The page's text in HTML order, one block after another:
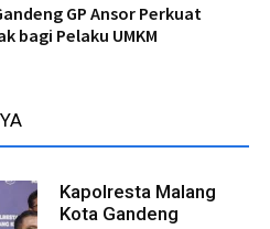
GP Ansor Perkuat
bagi Pelaku UMKM
Kapolresta Malang
Kota Gandeng